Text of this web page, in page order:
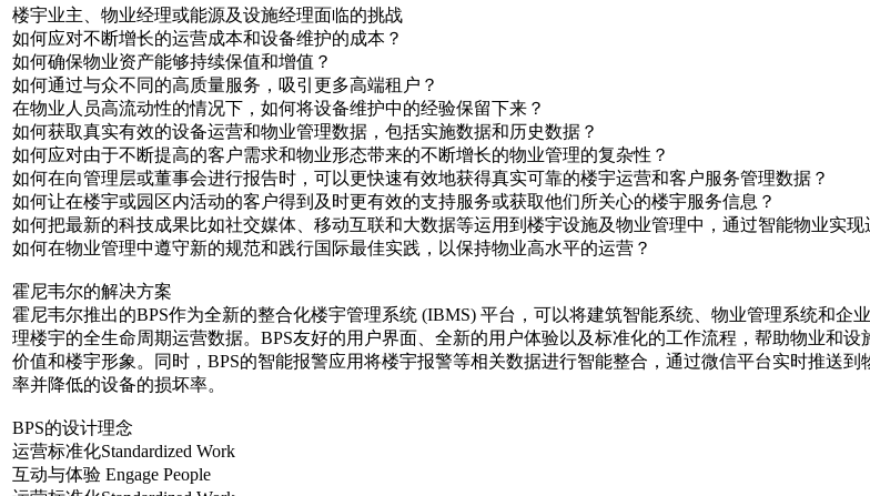
楼宇业主、物业经理或能源及设施经理面临的挑战
如何应对不断增长的运营成本和设备维护的成本？
如何确保物业资产能够持续保值和增值？
如何通过与众不同的高质量服务，吸引更多高端租户？
在物业人员高流动性的情况下，如何将设备维护中的经验保留下来？
如何获取真实有效的设备运营和物业管理数据，包括实施数据和历史数据？
如何应对由于不断提高的客户需求和物业形态带来的不断增长的物业管理的复杂性？
如何在向管理层或董事会进行报告时，可以更快速有效地获得真实可靠的楼宇运营和客户服务管理数据？
如何让在楼宇或园区内活动的客户得到及时更有效的支持服务或获取他们所关心的楼宇服务信息？
如何把最新的科技成果比如社交媒体、移动互联和大数据等运用到楼宇设施及物业管理中，通过智能物业实
如何在物业管理中遵守新的规范和践行国际最佳实践，以保持物业高水平的运营？
霍尼韦尔的解决方案
霍尼韦尔推出的BPS作为全新的整合化楼宇管理系统 (IBMS) 平台，可以将建筑智能系统、物业管理系统和
理楼宇的全生命周期运营数据。BPS友好的用户界面、全新的用户体验以及标准化的工作流程，帮助物业和
价值和楼宇形象。同时，BPS的智能报警应用将楼宇报警等相关数据进行智能整合，通过微信平台实时推送
率并降低的设备的损坏率。
BPS的设计理念
运营标准化Standardized Work
互动与体验 Engage People